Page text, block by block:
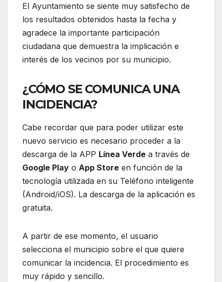
El Ayuntamiento se siente muy satisfecho de
los resultados obtenidos hasta la fecha y
agradece la importante participación
ciudadana que demuestra la implicación e
interés de los vecinos por su municipio.
¿CÓMO SE COMUNICA UNA
INCIDENCIA?
Cabe recordar que para poder utilizar este
nuevo servicio es necesario proceder a la
descarga de la APP Línea Verde a través de
Google Play o App Store en función de la
tecnología utilizada en su Teléfono inteligente
(Android/iOS). La descarga de la aplicación es
gratuita.
A partir de ese momento, el usuario
selecciona el municipio sobre el que quiere
comunicar la incidencia. El procedimiento es
muy rápido y sencillo.